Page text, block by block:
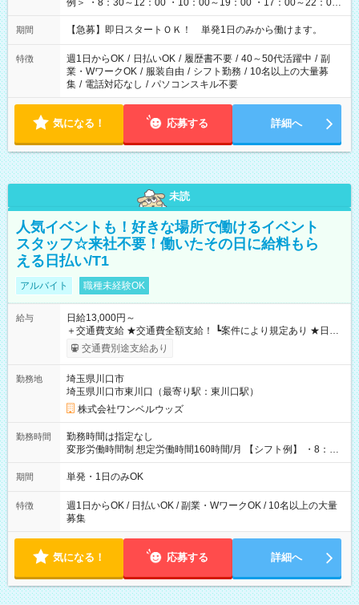
例＞ ・8：30～12：00 ・10：00～19：00 ・17：00～22：00
・13：00～22：00 ・22：00～翌6：00 など
期間 【急募】即日スタートＯＫ！ 単発1日のみから働けます。
特徴 週1日からOK / 日払いOK / 履歴書不要 / 40～50代活躍中 / 副
業・WワークOK / 服装自由 / シフト勤務 / 10名以上の大量募
集 / 電話対応なし / パソコンスキル不要
気になる！ 応募する 詳細へ
未読
人気イベントも！好きな場所で働けるイベント
スタッフ☆来社不要！働いたその日に給料もら
える日払い/T1
アルバイト 職種未経験OK
給与
日給13,000円～
＋交通費支給 ★交通費全額支給！ ┗案件により規定あり ★日払
いOK！（規定あり） ┗働いたその日に現金GET♪ お仕事後はコ
ンビニATMから 日払い分を引き落とせます！ 【試用期間】試
交通費別途支給あり
勤務地
埼玉県川口市
埼玉県川口市東川口（最寄り駅：東川口駅）
株式会社ワンベルウッズ
勤務時間
勤務時間は指定なし
変形労働時間制 想定労働時間160時間/月 【シフト例】 ・8：00
～21：00
期間 単発・1日のみOK
特徴
週1日からOK / 日払いOK / 副業・WワークOK / 10名以上の大量
募集
気になる！ 応募する 詳細へ